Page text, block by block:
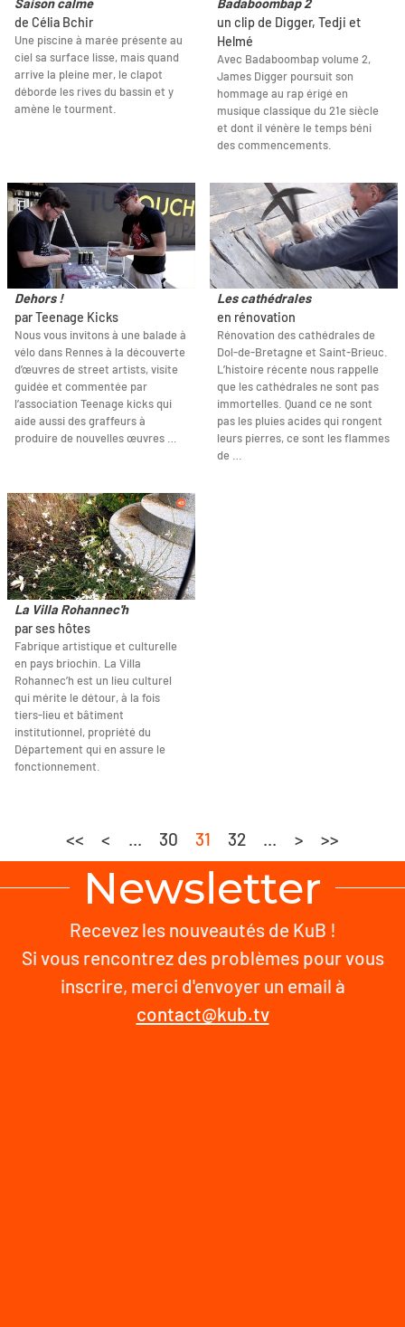
Saison calme
de Célia Bchir
Une piscine à marée présente au
ciel sa surface lisse, mais quand
arrive la pleine mer, le clapot
déborde les rives du bassin et y
amène le tourment.
Badaboombap 2
un clip de Digger, Tedji et
Helmé
Avec Badaboombap volume 2,
James Digger poursuit son
hommage au rap érigé en
musique classique du 21e siècle
et dont il vénère le temps béni
des commencements.
Dehors !
par Teenage Kicks
Nous vous invitons à une balade à
vélo dans Rennes à la découverte
d’œuvres de street artists, visite
guidée et commentée par
l’association Teenage kicks qui
aide aussi des graffeurs à
produire de nouvelles œuvres …
Les cathédrales
en rénovation
Rénovation des cathédrales de
Dol-de-Bretagne et Saint-Brieuc.
L’histoire récente nous rappelle
que les cathédrales ne sont pas
immortelles. Quand ce ne sont
pas les pluies acides qui rongent
leurs pierres, ce sont les flammes
de …
La Villa Rohannec'h
par ses hôtes
Fabrique artistique et culturelle
en pays briochin. La Villa
Rohannec’h est un lieu culturel
qui mérite le détour, à la fois
tiers-lieu et bâtiment
institutionnel, propriété du
Département qui en assure le
fonctionnement.
<< < ... 30 31 32 ... > >>
Newsletter
Recevez les nouveautés de KuB !
Si vous rencontrez des problèmes pour vous
inscrire, merci d'envoyer un email à
contact@kub.tv